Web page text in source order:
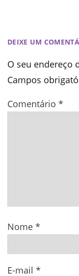
DEIXE UM
O seu endereço
Campos
Comentário *
Nome *
E-mail *